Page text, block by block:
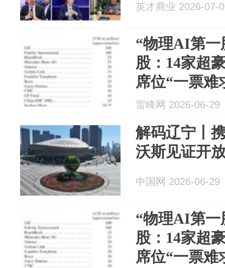
英才商业 2026-07-
“物理AI第一
股：14家超
席位“一票难
雷峰网 2026-06-29
解码辽宁丨
沃斯见证开
中国网 2026-06-29
“物理AI第一
股：14家超
席位“一票难